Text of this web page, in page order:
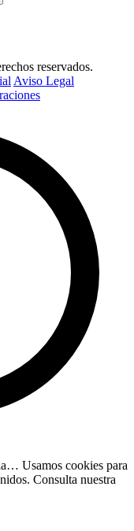
reservados.
Aviso Legal
Usamos cookies para
Consulta nuestra